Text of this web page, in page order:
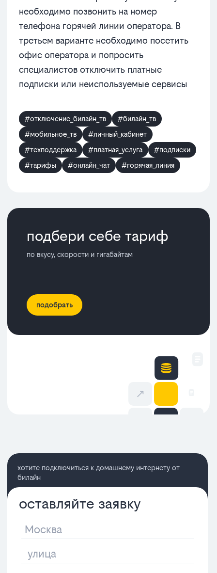
необходимо позвонить на номер
телефона горячей линии оператора. В
третьем варианте необходимо посетить
офис оператора и попросить
специалистов отключить платные
подписки или неиспользуемые сервисы
#отключение_билайн_тв
#билайн_тв
#мобильное_тв
#личный_кабинет
#техподдержка
#платная_услуга
#подписки
#тарифы
#онлайн_чат #горячая_линия
подбери себе тариф
по вкусу, скорости и гигабайтам
подобрать
хотите подключиться к домашнему интернету от
билайн
оставляйте заявку